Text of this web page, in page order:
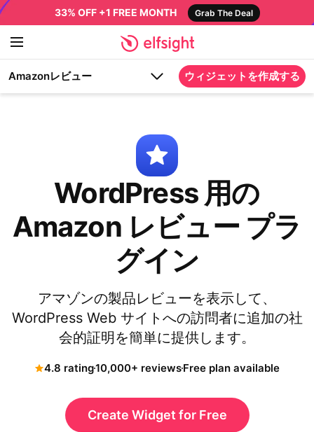
33% OFF +1 FREE MONTH Grab The Deal
Amazonレビュー ウィジェットを作成する
WordPress 用の
Amazon レビュー プラ
グイン
アマゾンの製品レビューを表示して、
WordPress Web サイトへの訪問者に追加の社
会的証明を簡単に提供します。
4.8 rating10,000+ reviewsFree plan available
Create Widget for Free